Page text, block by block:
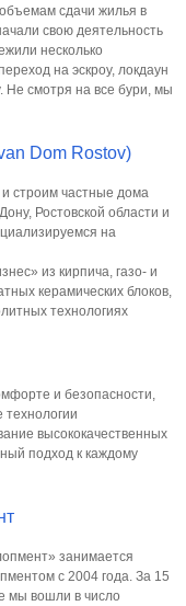
сдачи жилья в
свою деятельность
несколько
на эскроу, локдаун
Не смотря на все бури, мы
Dom Rostov)
строим частные дома
Ростовской области и
на
из кирпича, газо- и
керамических блоков,
технологиях
и безопасности,
высококачественных
подход к каждому
занимается
с 2004 года. За 15
мы вошли в число